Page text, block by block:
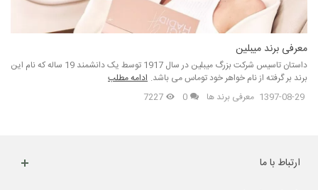
معرفی برند میبلین
داستان تاسیس شرکت بزرگ میبلین در سال 1917 توسط یک دانشمند 19 ساله که نام این
برند بر گرفته از نام خواهر خود توماس می باشد. ادامه مطلب
1397-08-29 معرفی برند ها 0
7227
ارتباط با ما